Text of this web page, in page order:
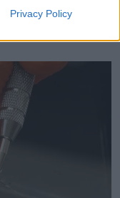
Privacy Policy